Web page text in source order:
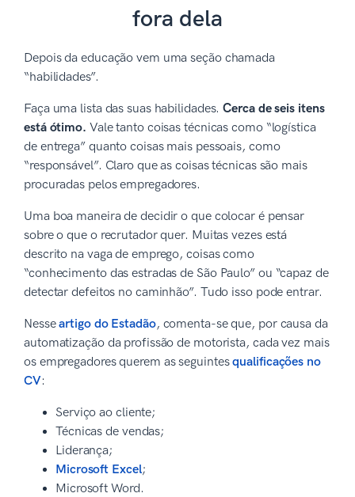
fora dela
Depois da educação vem uma seção chamada
“habilidades”.
Faça uma lista das suas habilidades.Cerca de seis itens
está ótimo. Vale tanto coisas técnicas como “logística
de entrega” quanto coisas mais pessoais, como
“responsável”. Claro que as coisas técnicas são mais
procuradas pelos empregadores.
Uma boa maneira de decidir o que colocar é pensar
sobre o que o recrutador quer. Muitas vezes está
descrito na vaga de emprego, coisas como
“conhecimento das estradas de São Paulo” ou “capaz de
detectar defeitos no caminhão”. Tudo isso pode entrar.
Nesseartigo do Estadão, comenta-se que, por causa da
automatização da profissão de motorista, cada vez mais
os empregadores querem as seguintesqualificações no
CV:
Serviço ao cliente;
Técnicas de vendas;
Liderança;
Microsoft Excel;
Microsoft Word.